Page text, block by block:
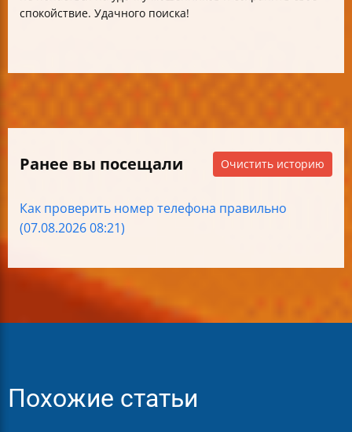
спокойствие. Удачного поиска!
Ранее вы посещали Очистить историю
Как проверить номер телефона правильно
(07.08.2026 08:21)
Похожие статьи